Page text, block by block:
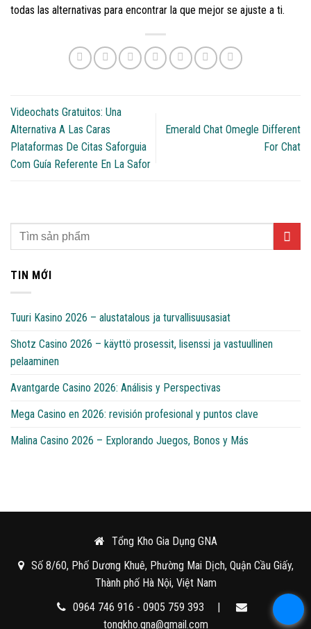
todas las alternativas para encontrar la que mejor se ajuste a ti.
Videochats Gratuitos: Una
Alternativa A Las Caras
Plataformas De Citas Saforguia
Com Guía Referente En La Safor
Emerald Chat Omegle Different
For Chat
TIN MỚI
Tuuri Kasino 2026 – alustatalous ja turvallisuusasiat
Shotz Casino 2026 – käyttö prosessit, lisenssi ja vastuullinen
pelaaminen
Avantgarde Casino 2026: Análisis y Perspectivas
Mega Casino en 2026: revisión profesional y puntos clave
Malina Casino 2026 – Explorando Juegos, Bonos y Más
Tổng Kho Gia Dụng GNA
Số 8/60, Phố Dương Khuê, Phường Mai Dịch, Quận Cầu Giấy,
Thành phố Hà Nội, Việt Nam
0964 746 916 - 0905 759 393
|
tongkho.gna@gmail.com